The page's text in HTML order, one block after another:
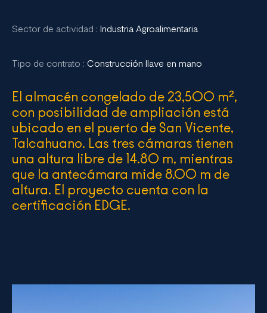
Sector de actividad : Industria Agroalimentaria
Tipo de contrato : Construcción llave en mano
El almacén congelado de 23,500 m²,
con posibilidad de ampliación está
ubicado en el puerto de San Vicente,
Talcahuano. Las tres cámaras tienen
una altura libre de 14.80 m, mientras
que la antecámara mide 8.00 m de
altura. El proyecto cuenta con la
certificación EDGE.